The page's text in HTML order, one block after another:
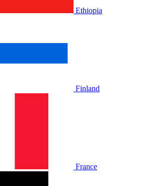
Ethiopia
Finland
France